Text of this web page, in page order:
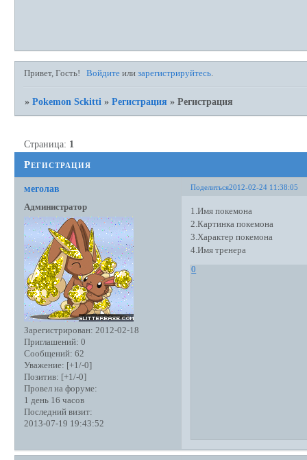
Привет, Гость! Войдите илизарегистрируйтесь.
»Pokemon Sckitti »Регистрация »Регистрация
Регистрация
Страница: 1
Поделиться2012-02-24 11:38:05
меголав
Администратор
Зарегистрирован: 2012-02-18
Приглашений: 0
Сообщений: 62
Уважение: [+1/-0]
Позитив: [+1/-0]
Провел на форуме:
1 день 16 часов
Последний визит:
2013-07-19 19:43:52
1.Имя покемона
2.Картинка покемона
3.Характер покемона
4.Имя тренера
0